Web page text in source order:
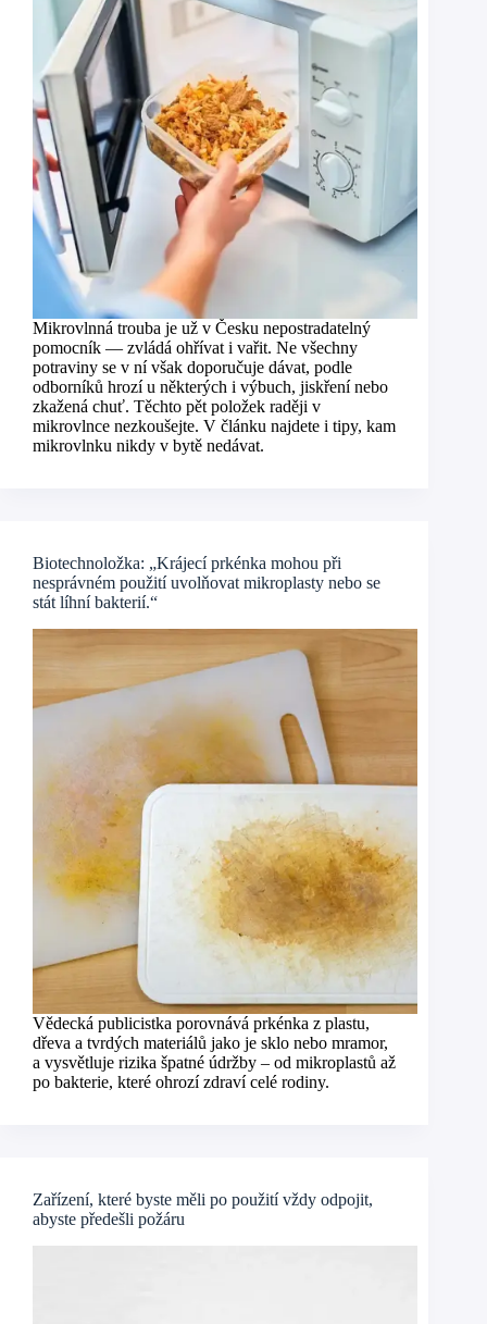
Mikrovlnná trouba je už v Česku nepostradatelný
pomocník — zvládá ohřívat i vařit. Ne všechny
potraviny se v ní však doporučuje dávat, podle
odborníků hrozí u některých i výbuch, jiskření nebo
zkažená chuť. Těchto pět položek raději v
mikrovlnce nezkoušejte. V článku najdete i tipy, kam
mikrovlnku nikdy v bytě nedávat.
Biotechnoložka: „Krájecí prkénka mohou při
nesprávném použití uvolňovat mikroplasty nebo se
stát líhní bakterií.“
Vědecká publicistka porovnává prkénka z plastu,
dřeva a tvrdých materiálů jako je sklo nebo mramor,
a vysvětluje rizika špatné údržby – od mikroplastů až
po bakterie, které ohrozí zdraví celé rodiny.
Zařízení, které byste měli po použití vždy odpojit,
abyste předešli požáru